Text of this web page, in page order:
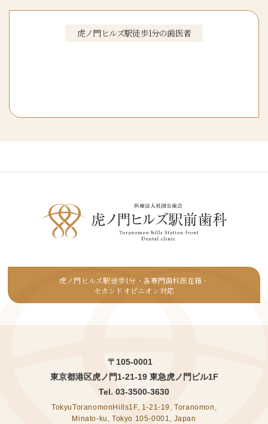
虎ノ門ヒルズ駅徒歩1分の歯医者
虎ノ門ヒルズ駅徒歩1分 ・各専門歯科医在籍 ・
セカンドオピニオン対応
〒105-0001
東京都港区虎ノ門1-21-19 東急虎ノ門ビル1F
Tel. 03-3500-3630
TokyuToranomonHills1F, 1-21-19, Toranomon,
Minato-ku, Tokyo 105-0001, Japan